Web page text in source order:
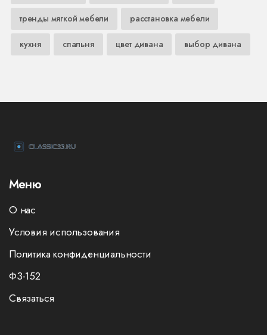
тренды мягкой мебели расстановка мебели
кухня спальня цвет дивана выбор дивана
Меню
О нас
Условия использования
Политика конфиденциальности
ФЗ-152
Связаться